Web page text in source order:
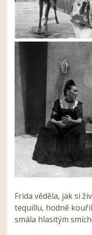
Frida věděla, jak si
tequillu, hodně
smála hlasitým